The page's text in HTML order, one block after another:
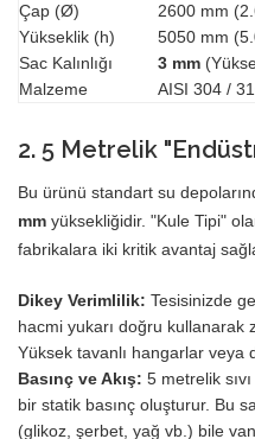
Çap (Ø)
2600 mm
Yükseklik (h)
5050 mm
Sac Kalınlığı
3 mm
Malzeme
AISI 304 /
2. 5 Metrelik
Bu ürünü standart su
mm yüksekliğidir. "Kule Tipi"
fabrikalara iki kritik avantaj
Dikey Verimlilik: Tesisinizde
hacmi yukarı doğru kullanarak
Yüksek tavanlı hangarlar veya
Basınç ve Akış: 5 metrelik
bir statik basınç oluşturur. Bu
(glikoz, şerbet, yağ vb.) bile